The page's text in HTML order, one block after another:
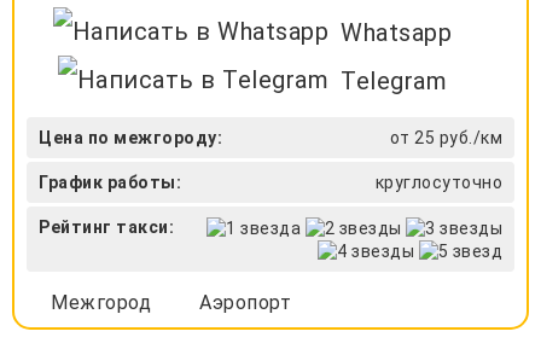
Whatsapp
Telegram
Цена по межгороду: от 25 руб./км
График работы: круглосуточно
Рейтинг такси:
Межгород Аэропорт